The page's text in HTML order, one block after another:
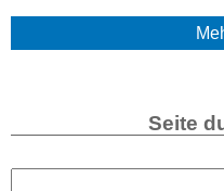
Seite
S